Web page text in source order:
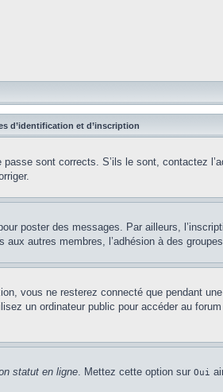
d’identification et d’inscription
sont corrects. S’ils le sont, contactez
poster des messages. Par ailleurs,
autres membres, l’adhésion à des
vous ne resterez connecté que pendant
un ordinateur public pour accéder au
statut en ligne. Mettez cette option sur Oui